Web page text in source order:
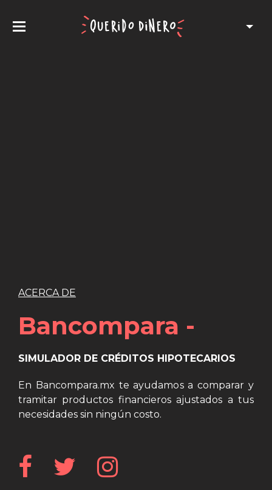
ACERCA DE
Bancompara -
SIMULADOR DE CRÉDITOS HIPOTECARIOS
En Bancompara.mx te ayudamos a comparar y
tramitar productos financieros ajustados a tus
necesidades sin ningún costo.